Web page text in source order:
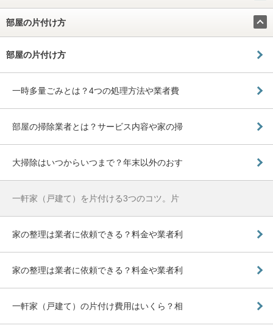
部屋の片付け方
部屋の片付け方
一時多量ごみとは？4つの処理方法や業者費
部屋の掃除業者とは？サービス内容や家の掃
大掃除はいつからいつまで？年末以外のおす
一軒家（戸建て）を片付ける3つのコツ。片
家の整理は業者に依頼できる？料金や業者利
家の整理は業者に依頼できる？料金や業者利
一軒家（戸建て）の片付け費用はいくら？相